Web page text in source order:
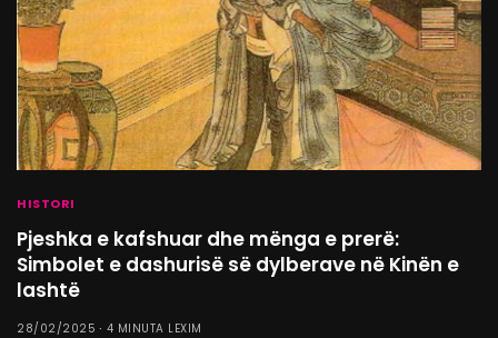
HISTORI
Pjeshka e kafshuar dhe mënga e prerë:
Simbolet e dashurisë së dylberave në Kinën e
lashtë
28/02/2025 4 MINUTA LEXIM